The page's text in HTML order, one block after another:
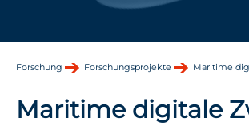
Forschung Forschungsprojekte Maritime
Maritime digitale